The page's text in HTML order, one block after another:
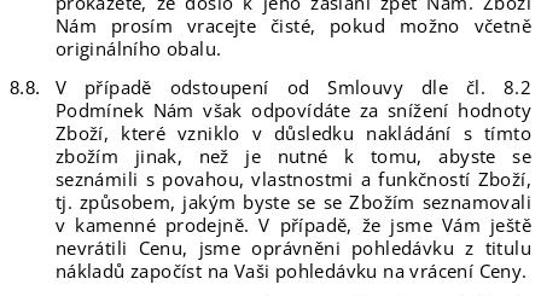
Nám prosím vracejte čisté, pokud možno včetně
originálního obalu.
V případě odstoupení od Smlouvy dle čl. 8.2
Podmínek Nám však odpovídáte za snížení hodnoty
Zboží, které vzniklo v důsledku nakládání s tímto
zbožím jinak, než je nutné k tomu, abyste se
seznámili s povahou, vlastnostmi a funkčností Zboží,
tj. způsobem, jakým byste se se Zbožím seznamovali
v kamenné prodejně. V případě, že jsme Vám ještě
nevrátili Cenu, jsme oprávněni pohledávku z titulu
nákladů započíst na Vaši pohledávku na vrácení Ceny.